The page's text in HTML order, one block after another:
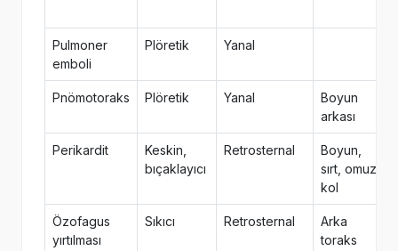
Pulmoner
emboli
Plöretik Yanal
Pnömotoraks Plöretik Yanal
Boyun
arkası
Perikardit
Keskin,
bıçaklayıcı
Retrosternal
Boyun,
sırt, omuz,
kol
Özofagus
yırtılması
Sıkıcı Retrosternal
Arka
toraks